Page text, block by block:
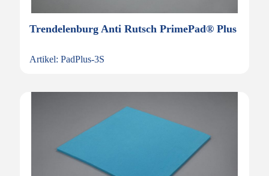
Trendelenburg Anti Rutsch PrimePad® Plus
Artikel: PadPlus-3S